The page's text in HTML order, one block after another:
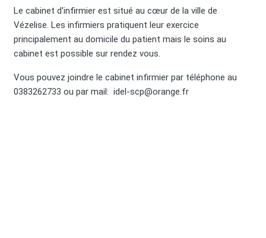
Le cabinet d'infirmier est situé au cœur de la ville de
Vézelise. Les infirmiers pratiquent leur exercice
principalement au domicile du patient mais le soins au
cabinet est possible sur rendez vous.
Vous pouvez joindre le cabinet infirmier par téléphone au
0383262733 ou par mail: idel-scp@orange.fr